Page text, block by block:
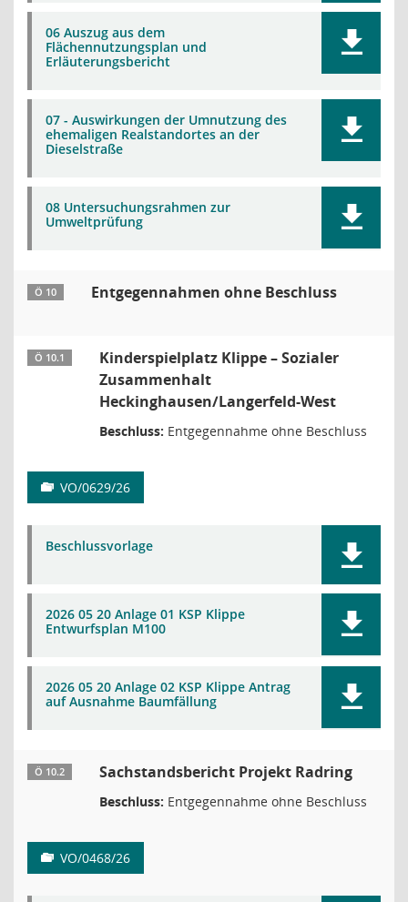
06 Auszug aus dem
Flächennutzungsplan und
Erläuterungsbericht
07 - Auswirkungen der Umnutzung des
ehemaligen Realstandortes an der
Dieselstraße
08 Untersuchungsrahmen zur
Umweltprüfung
Ö 10 Entgegennahmen ohne Beschluss
Ö 10.1
Kinderspielplatz Klippe – Sozialer
Zusammenhalt
Heckinghausen/Langerfeld-West
Beschluss: Entgegennahme ohne Beschluss
VO/0629/26
Beschlussvorlage
2026 05 20 Anlage 01 KSP Klippe
Entwurfsplan M100
2026 05 20 Anlage 02 KSP Klippe Antrag
auf Ausnahme Baumfällung
Ö 10.2 Sachstandsbericht Projekt Radring
Beschluss: Entgegennahme ohne Beschluss
VO/0468/26